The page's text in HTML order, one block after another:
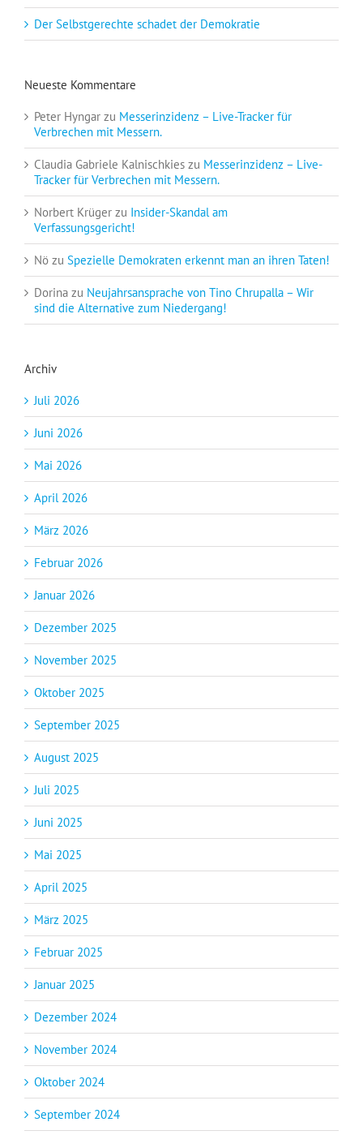
Der Selbstgerechte schadet der Demokratie
Neueste Kommentare
Peter Hyngar zu Messerinzidenz – Live-Tracker für
Verbrechen mit Messern.
Claudia Gabriele Kalnischkies zu Messerinzidenz – Live-
Tracker für Verbrechen mit Messern.
Norbert Krüger zu Insider-Skandal am
Verfassungsgericht!
Nö zu Spezielle Demokraten erkennt man an ihren Taten!
Dorina zu Neujahrsansprache von Tino Chrupalla – Wir
sind die Alternative zum Niedergang!
Archiv
Juli 2026
Juni 2026
Mai 2026
April 2026
März 2026
Februar 2026
Januar 2026
Dezember 2025
November 2025
Oktober 2025
September 2025
August 2025
Juli 2025
Juni 2025
Mai 2025
April 2025
März 2025
Februar 2025
Januar 2025
Dezember 2024
November 2024
Oktober 2024
September 2024